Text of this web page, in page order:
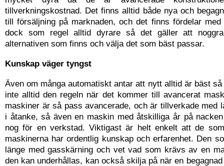
tillverkningskostnad. Det finns alltid både nya och
till försäljning på marknaden, och det finns fördelar
dock som regel alltid dyrare så det gäller att
alternativen som finns och välja det som bäst passar.
Kunskap väger tyngst
Även om många automatiskt antar att nytt alltid är bäst
inte alltid den regeln när det kommer till avancerat
maskiner är så pass avancerade, och är tillverkade med
i åtanke, så även en maskin med åtskilliga år på
nog för en verkstad. Viktigast är helt enkelt att de
maskinerna har ordentlig kunskap och erfarenhet. Den
länge med gasskärning och vet vad som krävs av en
den kan underhållas, kan också skilja på när en